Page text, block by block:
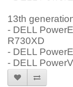
13th
- DELL
R730XD
- DELL
- DELL